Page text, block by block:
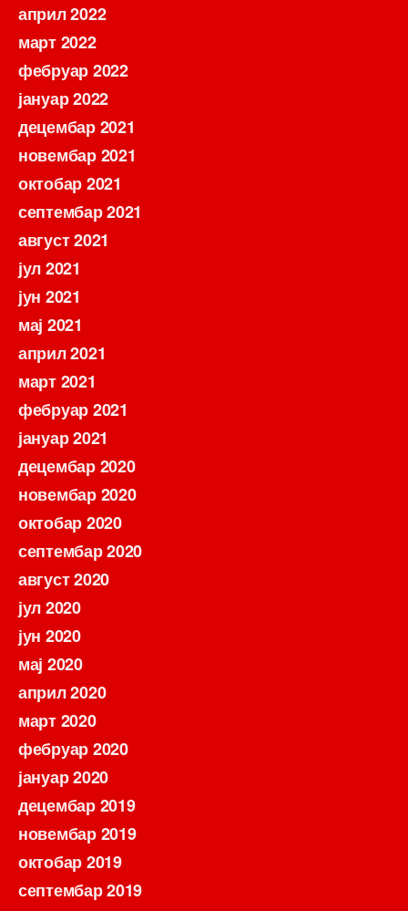
април 2022
март 2022
фебруар 2022
јануар 2022
децембар 2021
новембар 2021
октобар 2021
септембар 2021
август 2021
јул 2021
јун 2021
мај 2021
април 2021
март 2021
фебруар 2021
јануар 2021
децембар 2020
новембар 2020
октобар 2020
септембар 2020
август 2020
јул 2020
јун 2020
мај 2020
април 2020
март 2020
фебруар 2020
јануар 2020
децембар 2019
новембар 2019
октобар 2019
септембар 2019